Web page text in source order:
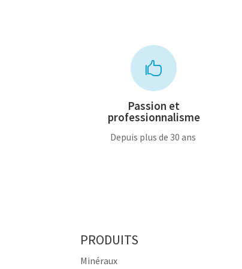

Passion et
professionnalisme
Depuis plus de 30 ans
PRODUITS
Minéraux